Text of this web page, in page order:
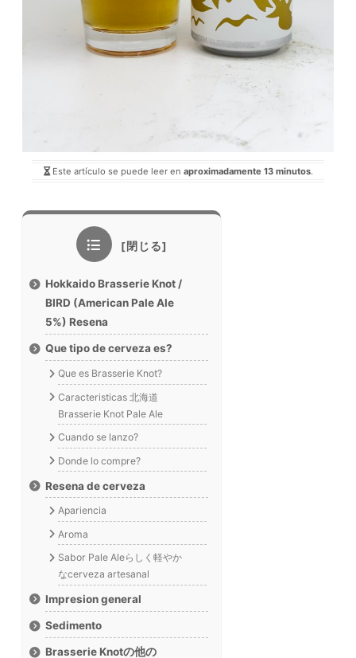
Este artículo se puede leer en aproximadamente 13 minutos.
Hokkaido Brasserie Knot /
BIRD (American Pale Ale
5%) Resena
Que tipo de cerveza es?
Que es Brasserie Knot?
Caracteristicas 北海道
Brasserie Knot Pale Ale
Cuando se lanzo?
Donde lo compre?
Resena de cerveza
Apariencia
Aroma
Sabor Pale Aleらしく軽やか
なcerveza artesanal
Impresion general
Sedimento
Brasserie Knotの他の